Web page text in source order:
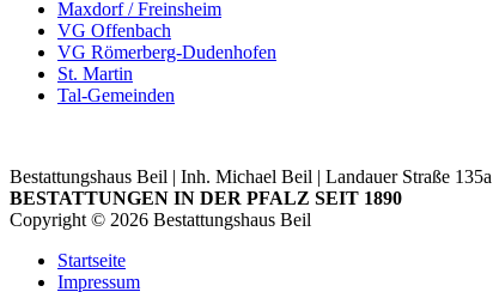
Maxdorf / Freinsheim
VG Offenbach
VG Römerberg-Dudenhofen
St. Martin
Tal-Gemeinden
Bestattungshaus Beil | Inh. Michael Beil | Landauer Straße
BESTATTUNGEN IN DER PFALZ SEIT 1890
Copyright © 2026 Bestattungshaus Beil
Startseite
Impressum